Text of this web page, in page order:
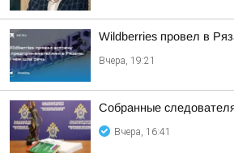
Wildberries провел в
Вчера, 19:21
Собранные
Вчера, 16:41